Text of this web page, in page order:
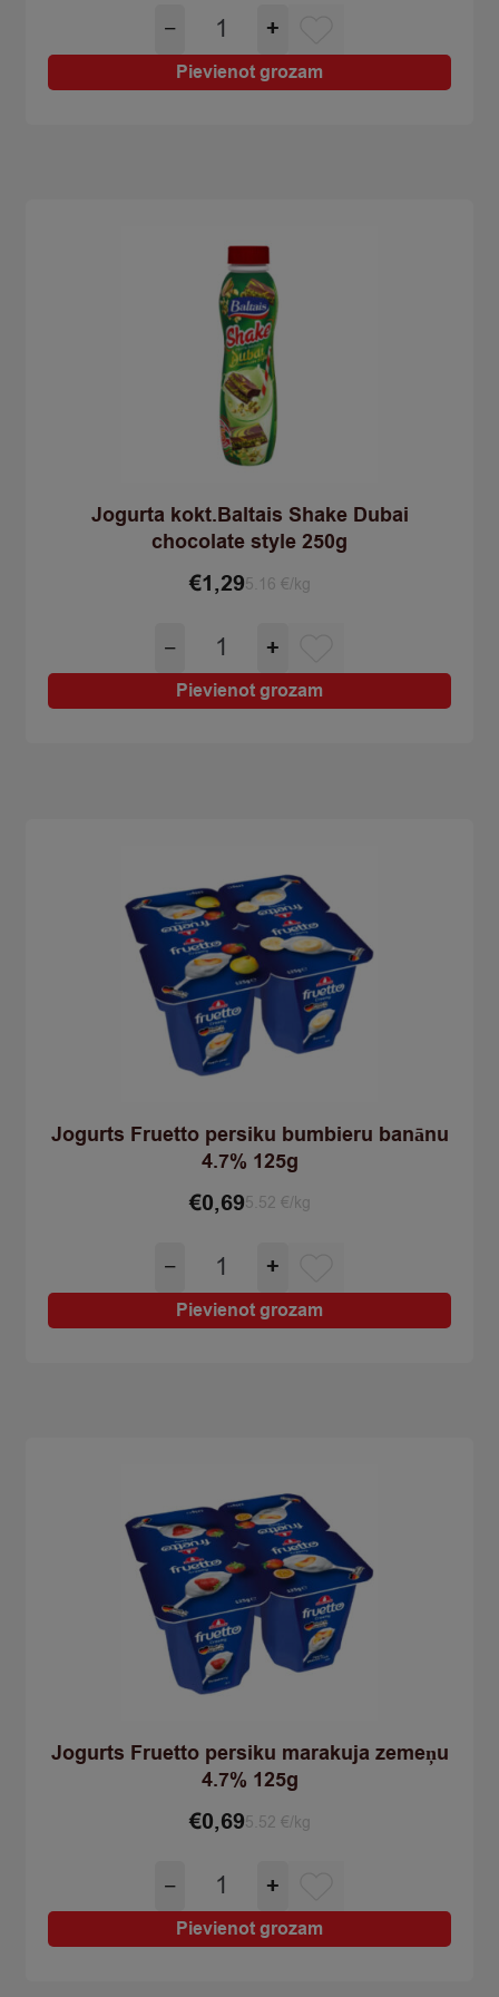
−
Jogurts
Baltais
Skyr
zemeņu
+
Pievienot grozam
Jogurta kokt.Baltais Shake Dubai
chocolate style 250g
€1,295.16 €/kg
−
Jogurta
kokt.Baltais
Shake
Dubai
+
Pievienot grozam
Jogurts Fruetto persiku bumbieru banānu
4.7% 125g
€0,695.52 €/kg
−
Jogurts
Fruetto
persiku
bumbieru
+
Pievienot grozam
Jogurts Fruetto persiku marakuja zemeņu
4.7% 125g
€0,695.52 €/kg
−
Jogurts
Fruetto
persiku
marakuja
+
Pievienot grozam